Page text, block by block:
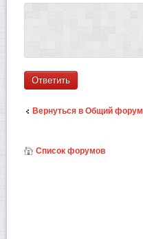
Ответить
Вернуться в Общий форум
Список форумов